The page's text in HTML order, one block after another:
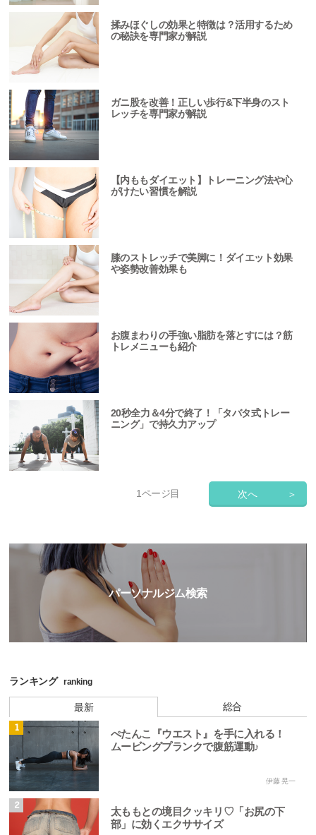
揉みほぐしの効果と特徴は？活用するため
の秘訣を専門家が解説
ガニ股を改善！正しい歩行&下半身のスト
レッチを専門家が解説
【内ももダイエット】トレーニング法や心
がけたい習慣を解説
膝のストレッチで美脚に！ダイエット効果
や姿勢改善効果も
お腹まわりの手強い脂肪を落とすには？筋
トレメニューも紹介
20秒全力＆4分で終了！「タバタ式トレー
ニング」で持久力アップ
1ページ目 次へ ＞
パーソナルジム検索
ランキング ranking
最新 総合
1
ぺたんこ『ウエスト』を手に入れる！
ムービングプランクで腹筋運動♪
伊藤 晃一
2
太ももとの境目クッキリ♡「お尻の下
部」に効くエクササイズ